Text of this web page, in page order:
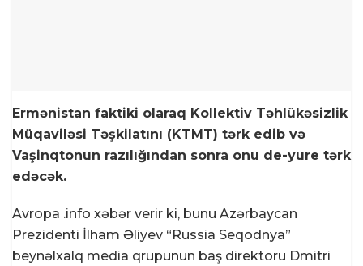
Ermənistan faktiki olaraq Kollektiv Təhlükəsizlik
Müqaviləsi Təşkilatını (KTMT) tərk edib və
Vaşinqtonun razılığından sonra onu de-yure tərk
edəcək.
Avropa .info xəbər verir ki, bunu Azərbaycan
Prezidenti İlham Əliyev “Russia Seqodnya”
beynəlxalq media qrupunun baş direktoru Dmitri